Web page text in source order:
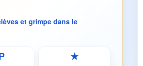
et grimpe dans le
★